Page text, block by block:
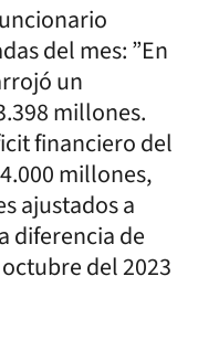
del mes: ”En
un
millones.
financiero del
millones,
ajustados a
diferencia de
del 2023